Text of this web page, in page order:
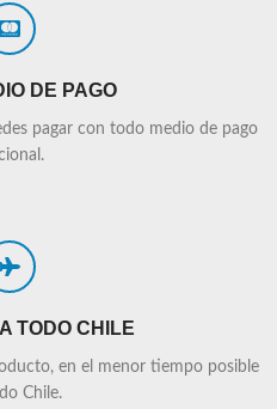
DE PAGO
pagar con todo medio de pago
TODO CHILE
en el menor tiempo posible
Chile.